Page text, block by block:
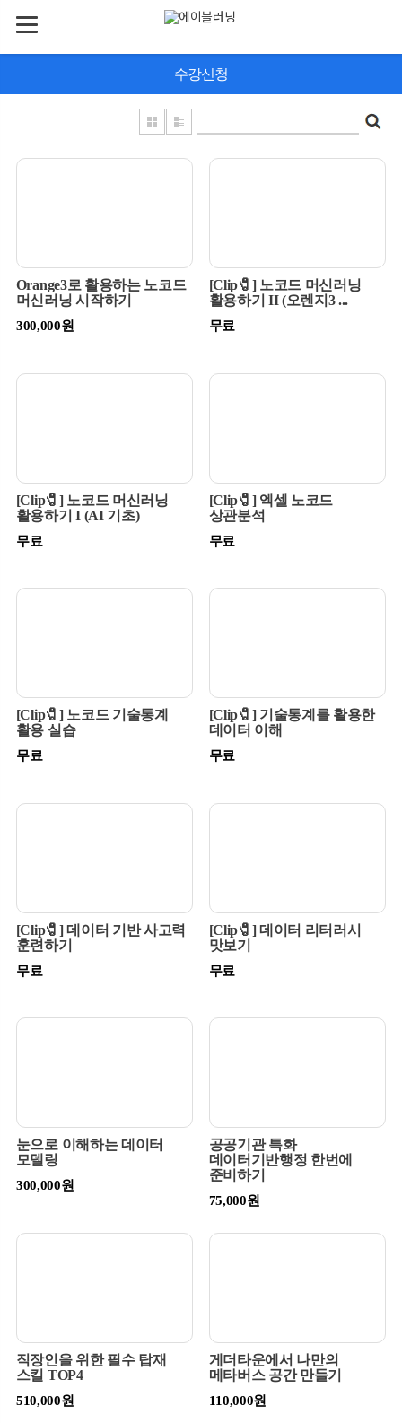
수강신청
Orange3로 활용하는 노코드
머신러닝 시작하기
300,000원
[Clip🧷] 노코드 머신러닝
활용하기 II (오렌지3 ...
무료
[Clip🧷] 노코드 머신러닝
활용하기 I (AI 기초)
무료
[Clip🧷] 엑셀 노코드
상관분석
무료
[Clip🧷] 노코드 기술통계
활용 실습
무료
[Clip🧷] 기술통계를 활용한
데이터 이해
무료
[Clip🧷] 데이터 기반 사고력
훈련하기
무료
[Clip🧷] 데이터 리터러시
맛보기
무료
눈으로 이해하는 데이터
모델링
300,000원
공공기관 특화
데이터기반행정 한번에
준비하기
75,000원
직장인을 위한 필수 탑재
스킬 TOP4
510,000원
게더타운에서 나만의
메타버스 공간 만들기
110,000원